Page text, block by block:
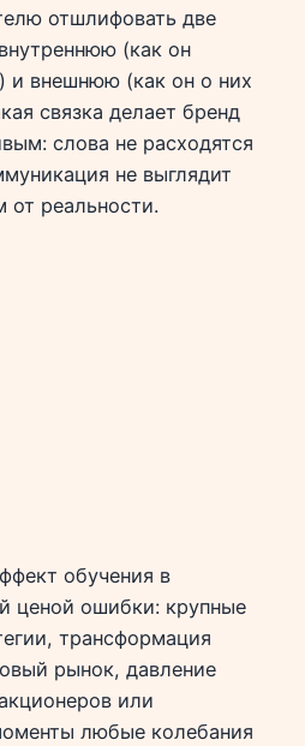
отшлифовать две
(как он
и внешнюю (как он о них
связка делает бренд
слова не расходятся
не выглядит
от реальности.
обучения в
ценой ошибки: крупные
трансформация
рынок, давление
или
любые колебания